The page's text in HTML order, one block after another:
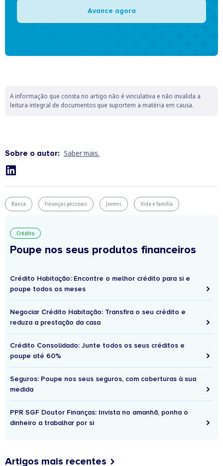
Avance agora
A informação que consta no artigo não é vinculativa e não invalida a
leitura integral de documentos que suportem a matéria em causa.
Sobre o autor: Saber mais.
Banca Finanças pessoais Jovens Vida e família
Crédito
Poupe nos seus produtos financeiros
Crédito Habitação: Encontre o melhor crédito para si e
poupe todos os meses
Negociar Crédito Habitação: Transfira o seu crédito e
reduza a prestação da casa
Crédito Consolidado: Junte todos os seus créditos e
poupe até 60%
Seguros: Poupe nos seus seguros, com coberturas à sua
medida
PPR SGF Doutor Finanças: Invista no amanhã, ponha o
dinheiro a trabalhar por si
Artigos mais recentes